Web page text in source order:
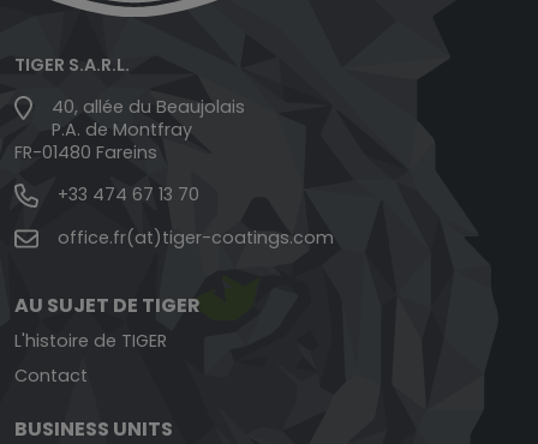
TIGER S.A.R.L.
40, allée du Beaujolais
P.A. de Montfray
FR-01480 Fareins
+33 474 67 13 70
office.fr(at)tiger-coatings.com
AU SUJET DE TIGER
L'histoire de TIGER
Contact
BUSINESS UNITS